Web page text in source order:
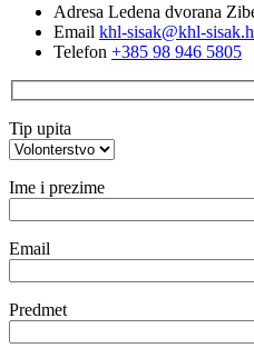
Adresa Ledena dvorana
Email khl-sisak@khl-
Telefon +385 98 946 5805
Tip upita
Ime i prezime
Email
Predmet